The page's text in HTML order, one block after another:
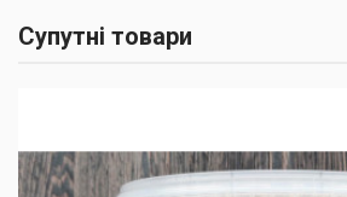
Супутні товари